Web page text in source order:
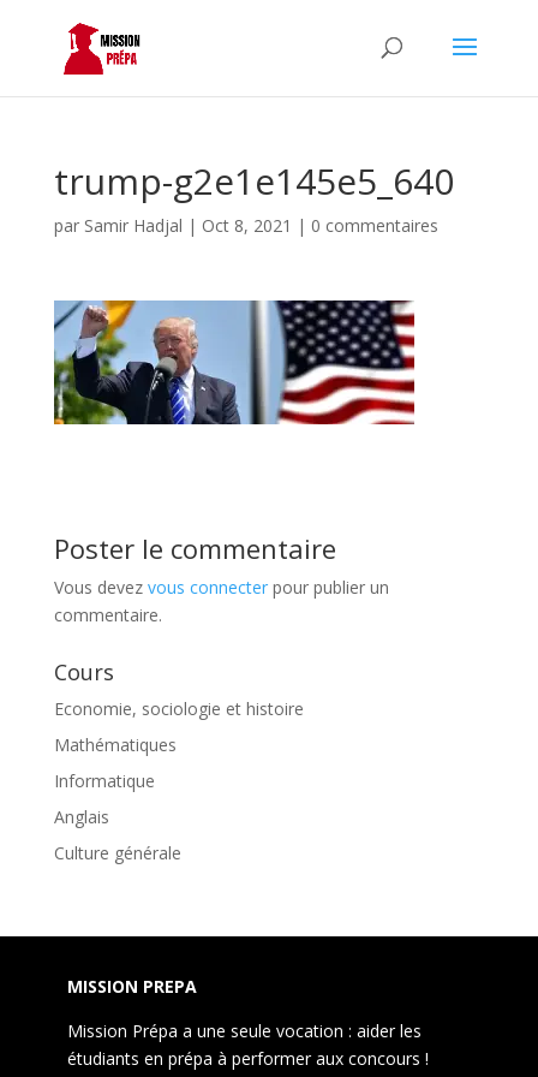
trump-g2e1e145e5_640
par Samir Hadjal | Oct 8, 2021 | 0 commentaires
Poster le commentaire
Vous devez vous connecterpour publier un
commentaire.
Cours
Economie, sociologie et histoire
Mathématiques
Informatique
Anglais
Culture générale
MISSION PREPA
Mission Prépa a une seule vocation : aider les
étudiants en prépa à performer aux concours !